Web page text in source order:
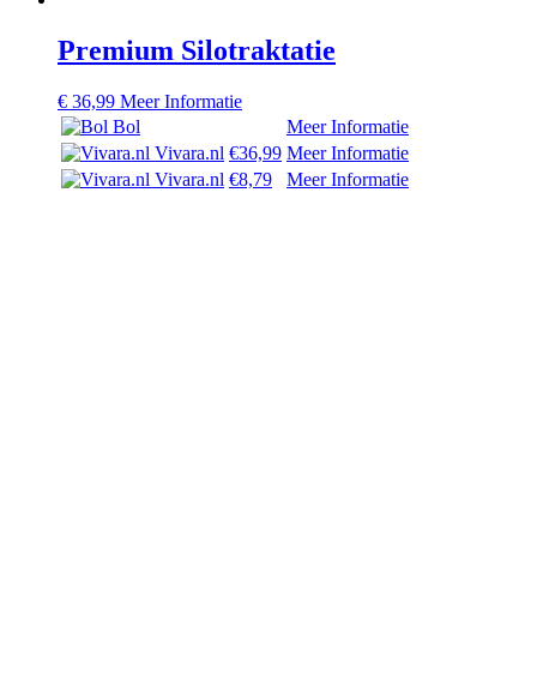
Premium Silotraktatie
€ 36,99 Meer Informatie
Bol
Meer Informatie
Vivara.nl €36,99 Meer Informatie
Vivara.nl €8,79 Meer Informatie